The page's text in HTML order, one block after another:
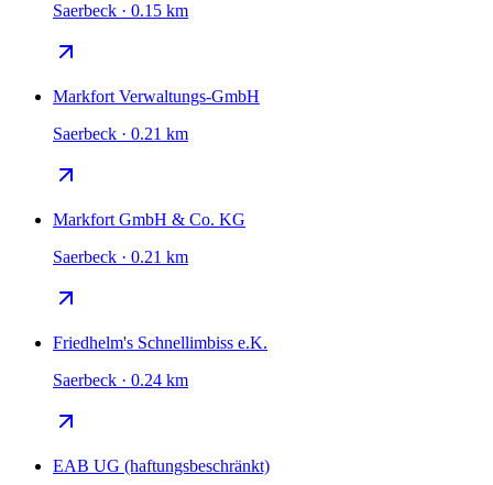
Saerbeck · 0.15 km
Markfort Verwaltungs-GmbH
Saerbeck · 0.21 km
Markfort GmbH & Co. KG
Saerbeck · 0.21 km
Friedhelm's Schnellimbiss e.K.
Saerbeck · 0.24 km
EAB UG (haftungsbeschränkt)